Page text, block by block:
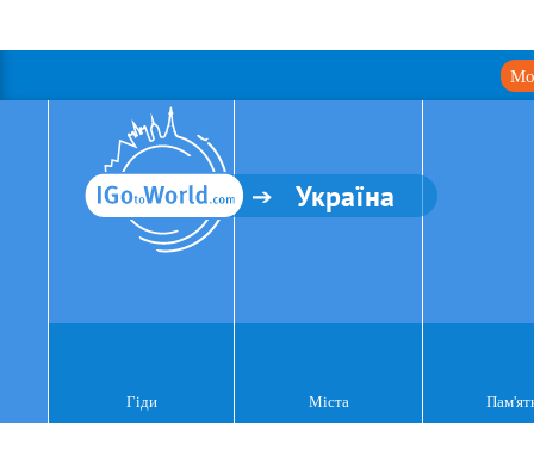
Україна
Гіди Міста